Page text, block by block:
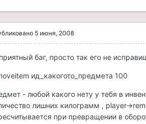
5 июня, 2008
баг, просто так его не
ид_какогото_предмета 100
- любой какого нету у тебя в
лишних килограмм , player-
при превращении в